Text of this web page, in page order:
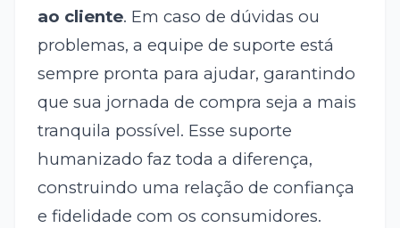
ao cliente. Em caso de dúvidas ou
problemas, a equipe de suporte está
sempre pronta para ajudar, garantindo
que sua jornada de compra seja a mais
tranquila possível. Esse suporte
humanizado faz toda a diferença,
construindo uma relação de confiança
e fidelidade com os consumidores.